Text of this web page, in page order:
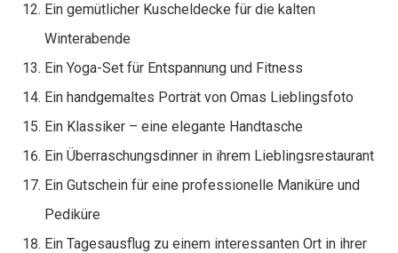
Ein gemütlicher Kuscheldecke für die kalten
Winterabende
Ein Yoga-Set für Entspannung und Fitness
Ein handgemaltes Porträt von Omas Lieblingsfoto
Ein Klassiker – eine elegante Handtasche
Ein Überraschungsdinner in ihrem Lieblingsrestaurant
Ein Gutschein für eine professionelle Maniküre und
Pediküre
Ein Tagesausflug zu einem interessanten Ort in ihrer